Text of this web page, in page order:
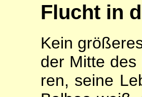
Flucht in
Kein
der Mitte
ren, seine